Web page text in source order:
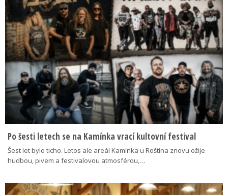
Po šesti letech se na Kamínka vrací kultovní festival
Šest let bylo ticho. Letos ale areál Kamínka u Roštína znovu ožije
hudbou, pivem a festivalovou atmosférou,…